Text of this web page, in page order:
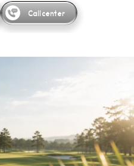
Call center